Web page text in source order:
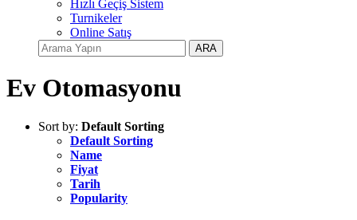
Hızlı Geçiş Sistem
Turnikeler
Online Satış
ARA
Ev Otomasyonu
Sort by: Default Sorting
Default Sorting
Name
Fiyat
Tarih
Popularity